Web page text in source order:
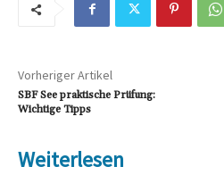
Vorheriger Artikel
SBF See praktische Prüfung:
Wichtige Tipps
Weiterlesen